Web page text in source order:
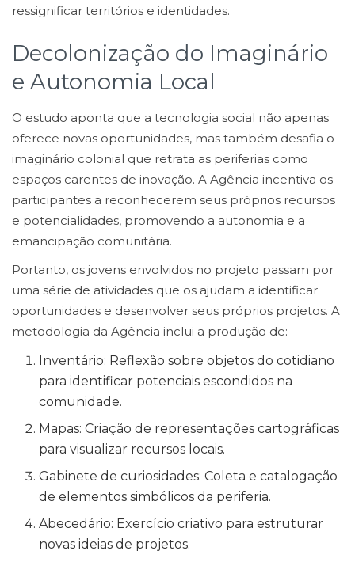
ressignificar territórios e identidades.
Decolonização do Imaginário
e Autonomia Local
O estudo aponta que a tecnologia social não apenas
oferece novas oportunidades, mas também desafia o
imaginário colonial que retrata as periferias como
espaços carentes de inovação. A Agência incentiva os
participantes a reconhecerem seus próprios recursos
e potencialidades, promovendo a autonomia e a
emancipação comunitária.
Portanto, os jovens envolvidos no projeto passam por
uma série de atividades que os ajudam a identificar
oportunidades e desenvolver seus próprios projetos. A
metodologia da Agência inclui a produção de:
Inventário: Reflexão sobre objetos do cotidiano
para identificar potenciais escondidos na
comunidade.
Mapas: Criação de representações cartográficas
para visualizar recursos locais.
Gabinete de curiosidades: Coleta e catalogação
de elementos simbólicos da periferia.
Abecedário: Exercício criativo para estruturar
novas ideias de projetos.